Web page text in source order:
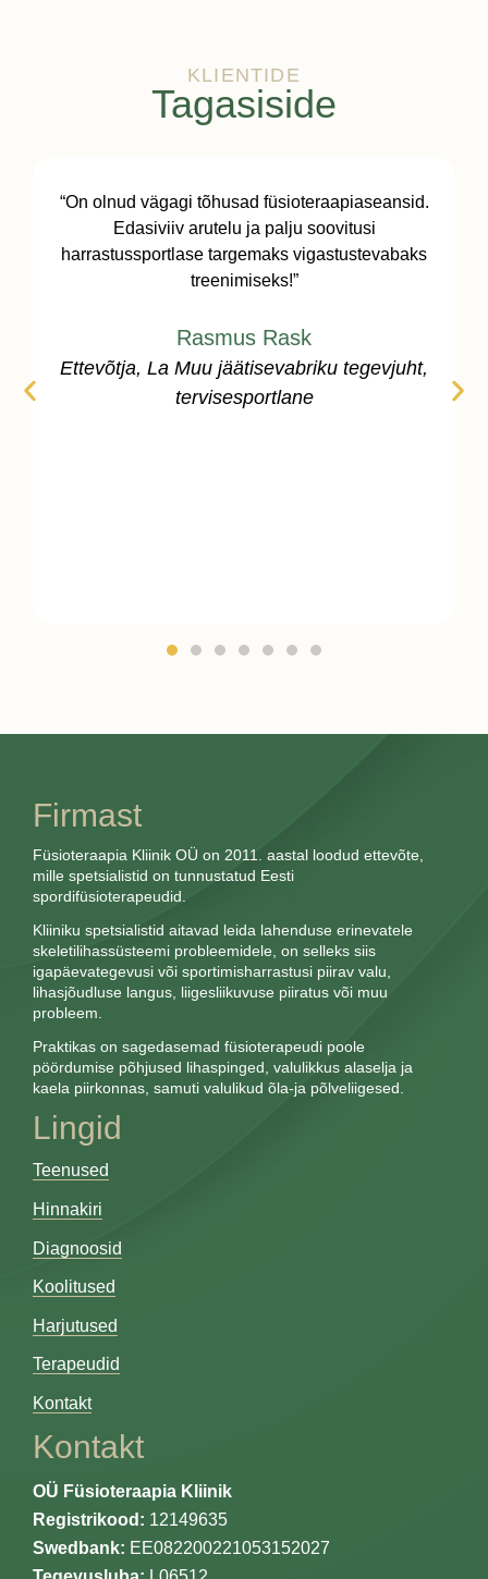
KLIENTIDE
Tagasiside
“On olnud vägagi tõhusad füsioteraapiaseansid.
Edasiviiv arutelu ja palju soovitusi
harrastussportlase targemaks vigastustevabaks
treenimiseks!”
Rasmus Rask
Ettevõtja, La Muu jäätisevabriku tegevjuht,
tervisesportlane
Firmast
Füsioteraapia Kliinik OÜ on 2011. aastal loodud ettevõte,
mille spetsialistid on tunnustatud Eesti
spordifüsioterapeudid.
Kliiniku spetsialistid aitavad leida lahenduse erinevatele
skeletilihassüsteemi probleemidele, on selleks siis
igapäevategevusi või sportimisharrastusi piirav valu,
lihasjõudluse langus, liigesliikuvuse piiratus või muu
probleem.
Praktikas on sagedasemad füsioterapeudi poole
pöördumise põhjused lihaspinged, valulikkus alaselja ja
kaela piirkonnas, samuti valulikud õla-ja põlveliigesed.
Lingid
Teenused
Hinnakiri
Diagnoosid
Koolitused
Harjutused
Terapeudid
Kontakt
Kontakt
OÜ Füsioteraapia Kliinik
Registrikood: 12149635
Swedbank: EE082200221053152027